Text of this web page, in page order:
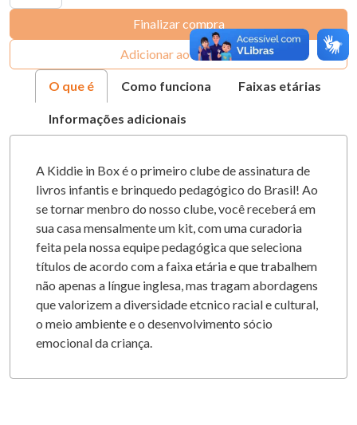
Finalizar compra
Adicionar ao carrinho
O que é Como funciona Faixas etárias
Informações adicionais
A Kiddie in Box é o primeiro clube de assinatura de
livros infantis e brinquedo pedagógico do Brasil! Ao
se tornar menbro do nosso clube, você receberá em
sua casa mensalmente um kit, com uma curadoria
feita pela nossa equipe pedagógica que seleciona
títulos de acordo com a faixa etária e que trabalhem
não apenas a língue inglesa, mas tragam abordagens
que valorizem a diversidade etcnico racial e cultural,
o meio ambiente e o desenvolvimento sócio
emocional da criança.